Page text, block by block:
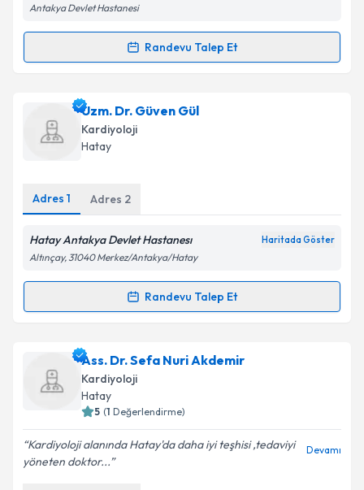
Antakya Devlet Hastanesi
Randevu Talep Et
Randevu Takvimi Talebi
Op. Dr. Mustafa Maviiçin randevu takvimi talebi
oluşturun. Size bu uzmandan randevu almanız için bir
takvim hazırlandığında e-posta ile bilgilendireceğiz.
Kişisel verilerimin işlenmesine ilişkin
kapsamda işlenmesini kabul ediyorum.
Uzm. Dr. Güven Gül
Kardiyoloji
Hatay
Adres 1 Adres 2
Hatay Antakya Devlet Hastanesı Haritada Göster
Altınçay, 31040 Merkez/Antakya/Hatay
Randevu Talep Et
Randevu Takvimi Talebi
Uzm. Dr. Güven Güliçin randevu takvimi talebi
oluşturun. Size bu uzmandan randevu almanız için bir
takvim hazırlandığında e-posta ile bilgilendireceğiz.
Ass. Dr. Sefa Nuri Akdemir
Kardiyoloji
Hatay
5 (1 Değerlendirme)
Kardiyoloji alanında Hatay'da daha iyi teşhisi ,tedaviyi
yöneten doktor...
Devamı